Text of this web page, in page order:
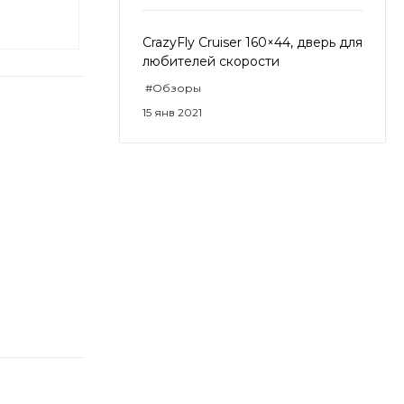
CrazyFly Cruiser 160×44, дверь для
любителей скорости
#Обзоры
15 янв 2021